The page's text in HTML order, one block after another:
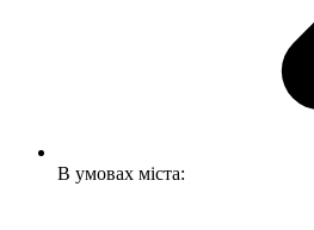
В умовах міста: